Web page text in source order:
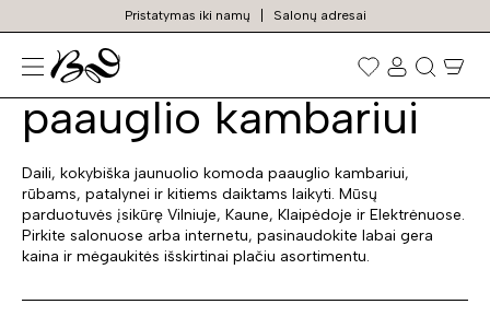
Pristatymas iki namų Salonų adresai
Prekių
paieška
Komodos jaunuolio /
paauglio kambariui
Daili, kokybiška jaunuolio komoda paauglio kambariui,
rūbams, patalynei ir kitiems daiktams laikyti. Mūsų
parduotuvės įsikūrę Vilniuje, Kaune, Klaipėdoje ir Elektrėnuose.
Pirkite salonuose arba internetu, pasinaudokite labai gera
kaina ir mėgaukitės išskirtinai plačiu asortimentu.